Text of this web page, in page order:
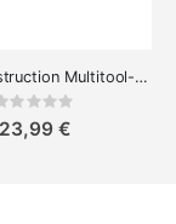
Troika Construction Multitool-Stift – Werkzeugstift
Rating:
23,99 €